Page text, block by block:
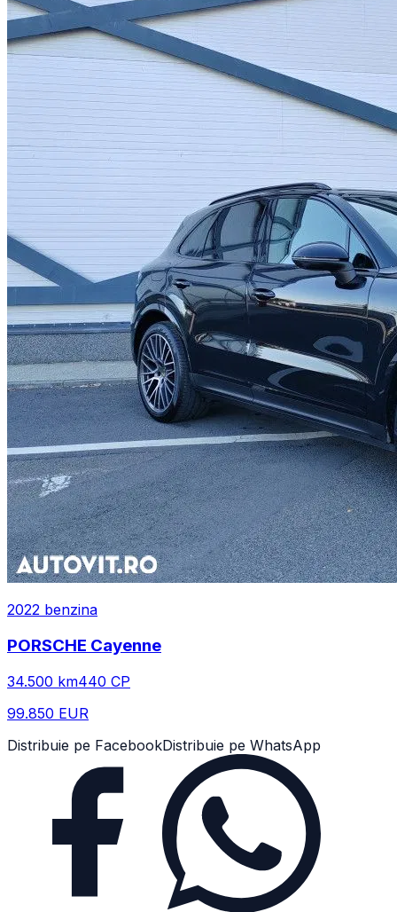
2022 benzina
PORSCHE Cayenne
34.500 km440 CP
99.850 EUR
Distribuie pe FacebookDistribuie pe WhatsApp